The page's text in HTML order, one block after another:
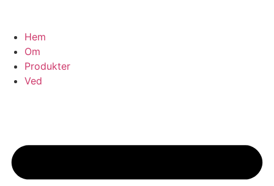
innehållHem
Om
Produkter
Ved